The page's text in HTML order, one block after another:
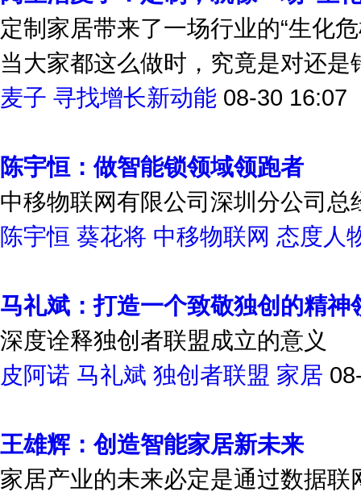
定制家居带来了一场行业的“生化
当大家都这么做时，究竟是对还
麦子 寻找增长新动能 08-30 16:07
陈宇恒：做智能锁领域领跑者
中移物联网有限公司深圳分公司
陈宇恒 葵花将 中移物联网 态度人
马礼斌：打造一个致敬独创的精神
深度诠释独创者联盟成立的意义
皮阿诺 马礼斌 独创者联盟 家居
王雄辉：创造智能家居新未来
家居产业的未来必定是通过数据联